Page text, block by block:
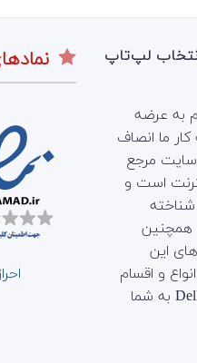
لپ‌تاپ
به عرضه
ما انصاف
مرجع
است و
شناخته
همچنین
این
و اقسام
برندهایی نظیر اچ پی | HP لنوو | Lenovo و دِل | Dell به شما
احراز